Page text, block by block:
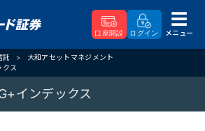
口座開設 ログイン メニュー
託
大和アセットマネジメント
ス
インデックス